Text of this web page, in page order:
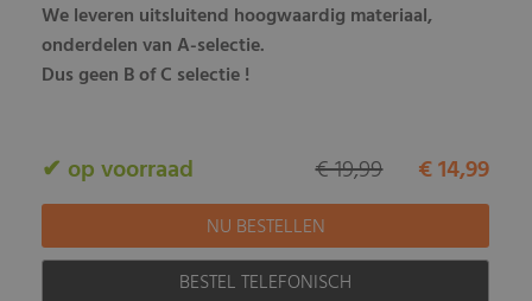
We leveren uitsluitend hoogwaardig materiaal,
onderdelen van A-selectie.
Dus geen B of C selectie !
✔ op voorraad € 14,99
€ 19,99
BESTEL TELEFONISCH